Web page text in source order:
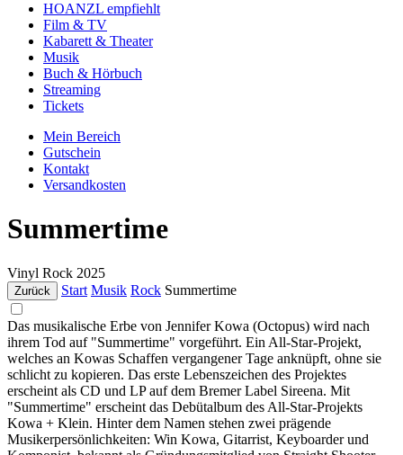
HOANZL empfiehlt
Film & TV
Kabarett & Theater
Musik
Buch & Hörbuch
Streaming
Tickets
Mein Bereich
Gutschein
Kontakt
Versandkosten
Summertime
Vinyl Rock 2025
Zurück Start Musik Rock Summertime
Das musikalische Erbe von Jennifer Kowa (Octopus) wird nach
ihrem Tod auf "Summertime" vorgeführt. Ein All-Star-Projekt,
welches an Kowas Schaffen vergangener Tage anknüpft, ohne sie
schlicht zu kopieren. Das erste Lebenszeichen des Projektes
erscheint als CD und LP auf dem Bremer Label Sireena. Mit
"Summertime" erscheint das Debütalbum des All-Star-Projekts
Kowa + Klein. Hinter dem Namen stehen zwei prägende
Musikerpersönlichkeiten: Win Kowa, Gitarrist, Keyboarder und